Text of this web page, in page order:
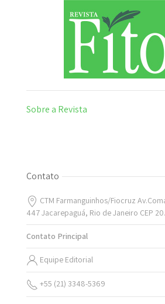
Sobre a Revista
Contato
CTM Farmanguinhos/Fiocruz
447 Jacarepaguá, Rio de Janeiro CEP
Contato Principal
Equipe Editorial
+55 (21) 3348-5369